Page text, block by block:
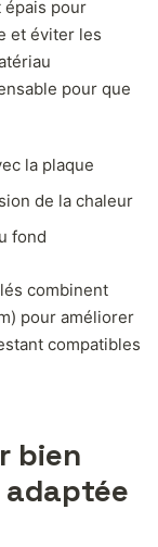
épais pour
et éviter les
pour que
la plaque
de la chaleur
fond
combinent
pour améliorer
compatibles
bien